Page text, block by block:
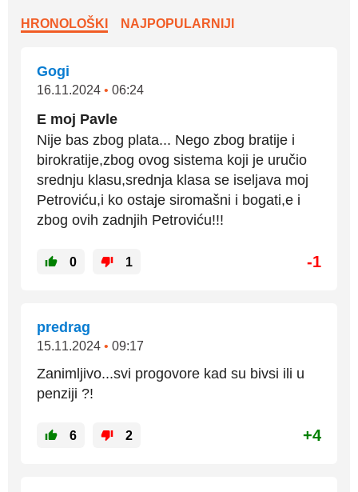
HRONOLOŠKI NAJPOPULARNIJI
Gogi
16.11.2024 • 06:24
E moj Pavle
Nije bas zbog plata... Nego zbog bratije i
birokratije,zbog ovog sistema koji je uručio
srednju klasu,srednja klasa se iseljava moj
Petroviću,i ko ostaje siromašni i bogati,e i
zbog ovih zadnjih Petroviću!!!
0 1 -1
predrag
15.11.2024 • 09:17
Zanimljivo...svi progovore kad su bivsi ili u
penziji ?!
6 2 +4